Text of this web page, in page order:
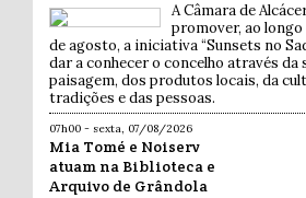
A Câmara de
promover, ao longo
de agosto, a iniciativa “Sunsets no
dar a conhecer o concelho através da
paisagem, dos produtos locais, da
tradições e das pessoas.
07h00 - sexta, 07/08/2026
Mia Tomé e Noiserv
atuam na Biblioteca e
Arquivo de Grândola